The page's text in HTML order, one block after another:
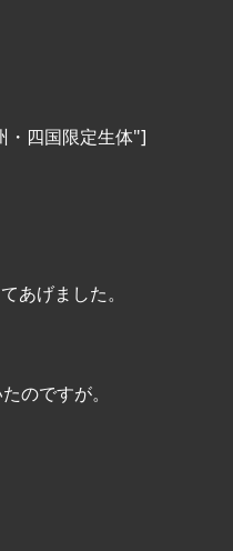
・四国限定生体"]
あげました。
のですが。